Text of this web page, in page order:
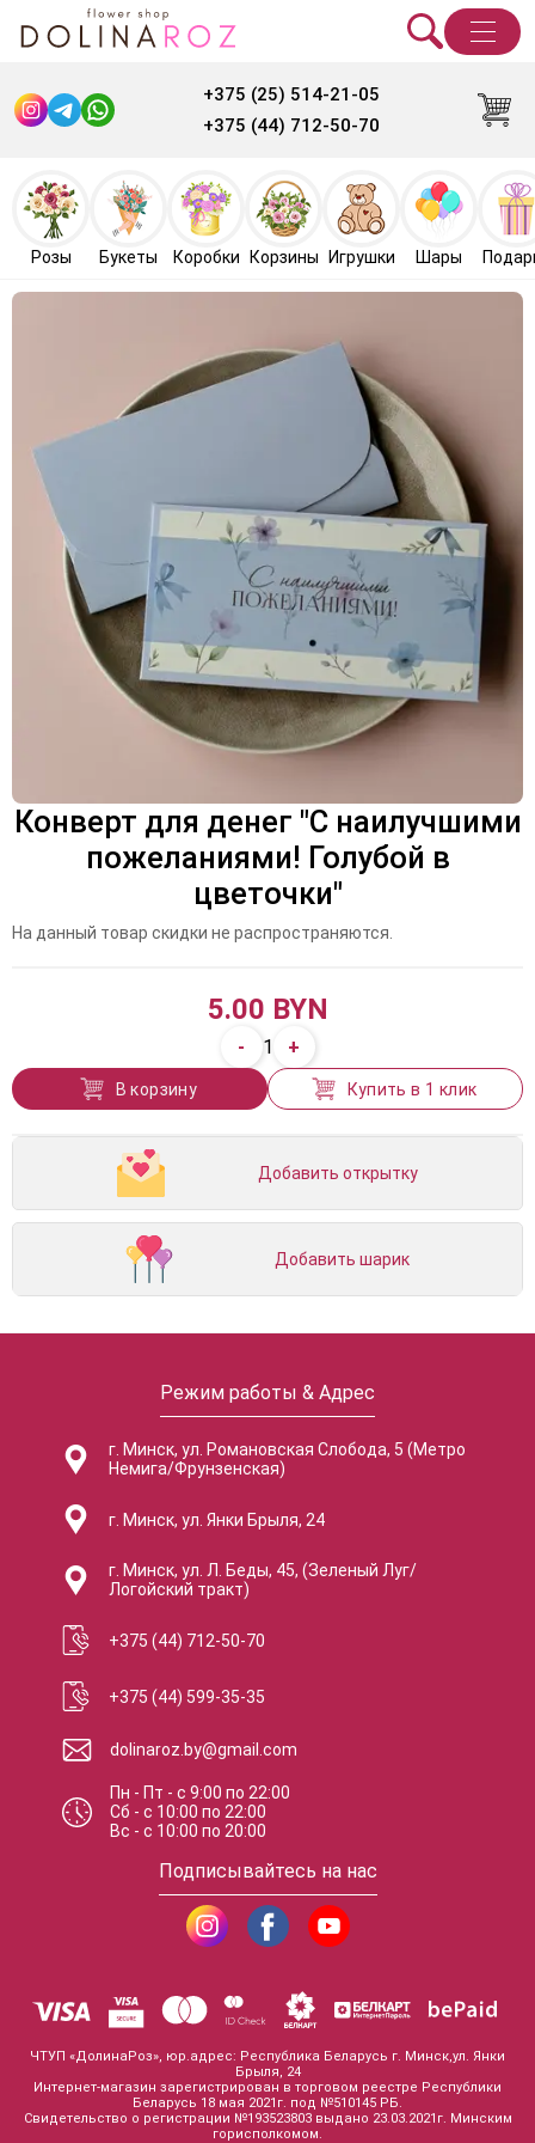
+375 (25) 514-21-05
+375 (44) 712-50-70
Розы Букеты Коробки Корзины Игрушки Шары
Конверт для денег "С наилучшими
пожеланиями! Голубой в
цветочки"
На данный товар скидки не распространяются.
5.00 BYN
- 1 +
В корзину Купить в 1 клик
Добавить открытку
Добавить шарик
Режим работы & Адрес
г. Минск, ул. Романовская Слобода, 5 (Метро
Немига/Фрунзенская)
г. Минск, ул. Янки Брыля, 24
г. Минск, ул. Л. Беды, 45, (Зеленый Луг/
Логойский тракт)
+375 (44) 712-50-70
+375 (44) 599-35-35
dolinaroz.by@gmail.com
Пн - Пт -с 9:00по 22:00
Сб -с 10:00по 22:00
Вс -с 10:00по 20:00
Подписывайтесь на нас
ЧТУП «ДолинаРоз», юр.адрес: Республика Беларусь г. Минск,ул. Янки
Брыля, 24
Интернет-магазин зарегистрирован в торговом реестре Республики
Беларусь 18 мая 2021г. под №510145 РБ.
Свидетельство о регистрации №193523803 выдано 23.03.2021г. Минским
горисполкомом.